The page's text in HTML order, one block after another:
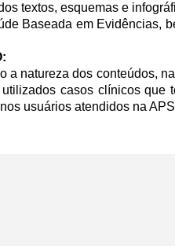
textos, esquemas e
Baseada em Evidências,
a natureza dos conteúdos,
casos clínicos que
usuários atendidos na